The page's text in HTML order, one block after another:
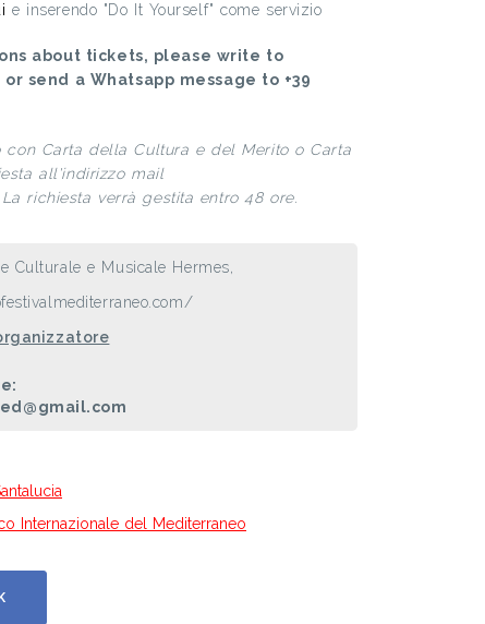
e inserendo "Do It Yourself" come servizio
about tickets, please write to
send a Whatsapp message to +39
Carta della Cultura e del Merito o Carta
all'indirizzo mail
richiesta verrà gestita entro 48 ore.
Culturale e Musicale Hermes,
Internazionale del Mediterraneo